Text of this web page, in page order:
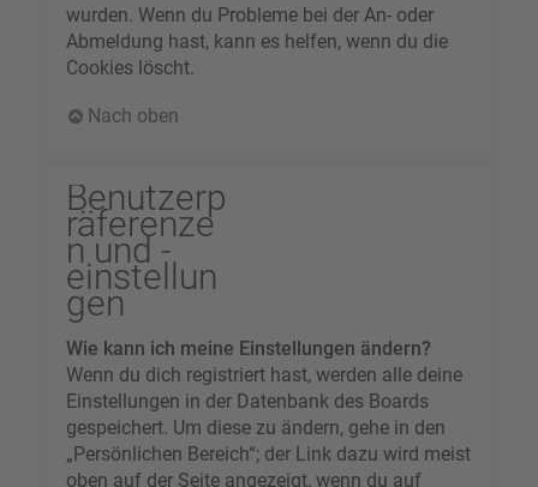
wurden. Wenn du Probleme bei der An- oder
Abmeldung hast, kann es helfen, wenn du die
Cookies löscht.
Nach oben
Benutzerp
räferenze
n und -
einstellun
gen
Wie kann ich meine Einstellungen ändern?
Wenn du dich registriert hast, werden alle deine
Einstellungen in der Datenbank des Boards
gespeichert. Um diese zu ändern, gehe in den
„Persönlichen Bereich“; der Link dazu wird meist
oben auf der Seite angezeigt, wenn du auf